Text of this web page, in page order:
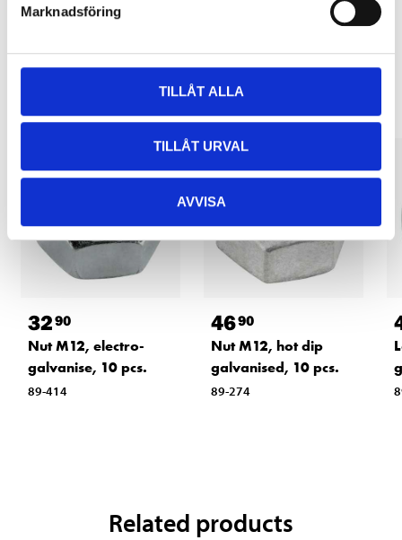
Marknadsföring
TILLÅT ALLA
TILLÅT URVAL
AVVISA
Other customers also bought
3290
Nut M12, electro-
galvanise, 10 pcs.
89-414
4690
Nut M12, hot dip
galvanised, 10 pcs.
89-274
Related products